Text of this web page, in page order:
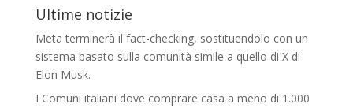
Ultime notizie
Meta terminerà il fact-checking, sostituendolo con un
sistema basato sulla comunità simile a quello di X di
Elon Musk.
I Comuni italiani dove comprare casa a meno di 1.000